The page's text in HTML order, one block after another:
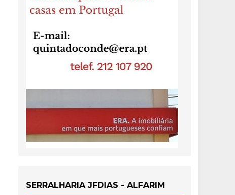
SERRALHARIA JFDIAS - ALFARIM